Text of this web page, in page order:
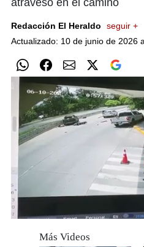
atravesó en el camino
Redacción El Heraldo
seguir +
Actualizado: 10 de junio de 2026
secondsMás Videos